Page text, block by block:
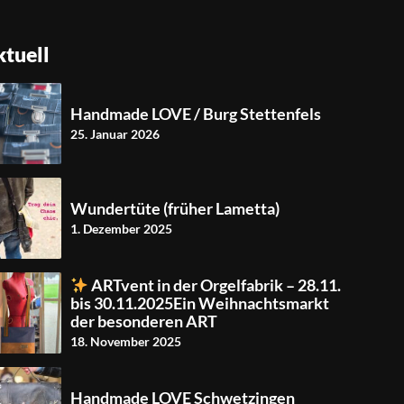
Handmade LOVE / Burg Stettenfels
25. Januar 2026
Wundertüte (früher Lametta)
1. Dezember 2025
ARTvent in der Orgelfabrik – 28.11.
bis 30.11.2025Ein Weihnachtsmarkt
der besonderen ART
18. November 2025
Handmade LOVE Schwetzingen